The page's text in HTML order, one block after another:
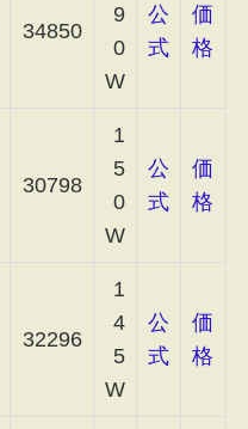
34850
9
0
W
公
式
価
格
30798
1
5
0
W
公
式
価
格
32296
1
4
5
W
公
式
価
格